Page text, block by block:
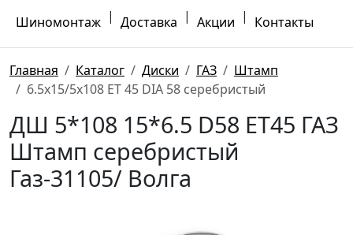
Шиномонтаж | Доставка | Акции | Контакты
Главная Каталог Диски ГАЗ
Штамп
6.5x15/5x108 ET 45 DIA 58 серебристый
ДШ 5*108 15*6.5 D58 ET45 ГАЗ
Штамп серебристый
Газ-31105/ Волга